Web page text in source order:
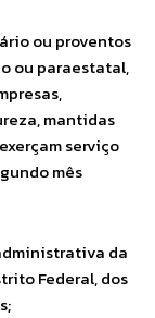
ou proventos
ou paraestatal,
mantidas
serviço
mês
da
Federal, dos